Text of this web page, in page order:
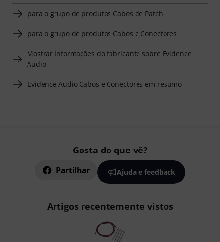
para o grupo de produtos Cabos de Patch
para o grupo de produtos Cabos e Conectores
Mostrar Informações do fabricante sobre Evidence
Audio
Evidence Audio Cabos e Conectores em resumo
Gosta do que vê?
Partilhar Ajuda e feedback
Artigos recentemente vistos